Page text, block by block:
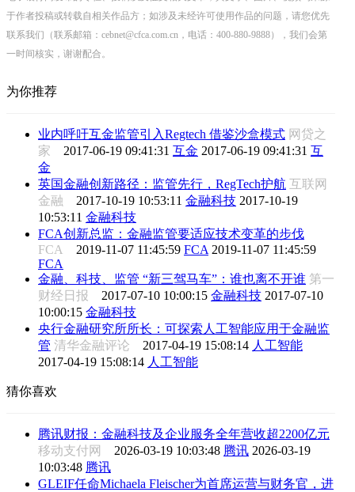
于作者投稿或转载自相关作品方；如涉及未经许可使用作品的问题，请您优先
联系我们（联系邮箱：cebnet@cfca.com.cn，电话：400-880-9888），我们会第
一时间核实，谢谢配合。
为你推荐
业内呼吁互金监管引入Regtech 借鉴沙盒模式 网贷之
家 2017-06-19 09:41:31 互金 2017-06-19 09:41:31 互
金
英国金融创新路径：监管先行，RegTech护航 互联网
金融 2017-10-19 10:53:11 金融科技 2017-10-19
10:53:11 金融科技
FCA创新总监：金融监管要适应技术变革的步伐
FCA 2019-11-07 11:45:59 FCA 2019-11-07 11:45:59
FCA
金融、科技、监管 “新三驾马车”：谁也离不开谁 第一
财经日报 2017-07-10 10:00:15 金融科技 2017-07-10
10:00:15 金融科技
央行金融研究所所长：可探索人工智能应用于金融监
管 清华金融评论 2017-04-19 15:08:14 人工智能
2017-04-19 15:08:14 人工智能
猜你喜欢
腾讯财报：金融科技及企业服务全年营收超2200亿元
移动支付网 2026-03-19 10:03:48 腾讯 2026-03-19
10:03:48 腾讯
GLEIF任命Michaela Fleischer为首席运营与财务官，进